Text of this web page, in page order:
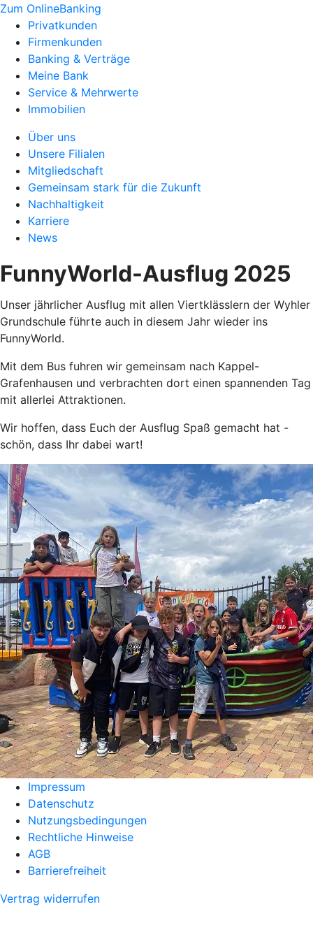
Zum OnlineBanking
Privatkunden
Firmenkunden
Banking & Verträge
Meine Bank
Service & Mehrwerte
Immobilien
Über uns
Unsere Filialen
Mitgliedschaft
Gemeinsam stark für die Zukunft
Nachhaltigkeit
Karriere
News
FunnyWorld-Ausflug 2025
Unser jährlicher Ausflug mit allen Viertklässlern der Wyhler
Grundschule führte auch in diesem Jahr wieder ins
FunnyWorld.
Mit dem Bus fuhren wir gemeinsam nach Kappel-
Grafenhausen und verbrachten dort einen spannenden Tag
mit allerlei Attraktionen.
Wir hoffen, dass Euch der Ausflug Spaß gemacht hat -
schön, dass Ihr dabei wart!
Impressum
Datenschutz
Nutzungsbedingungen
Rechtliche Hinweise
AGB
Barrierefreiheit
Vertrag widerrufen